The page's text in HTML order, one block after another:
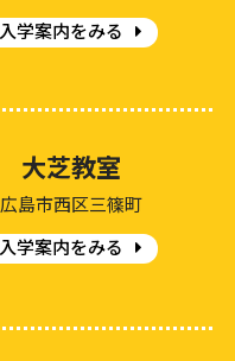
入学案内をみる
大芝教室
広島市西区三篠町
入学案内をみる